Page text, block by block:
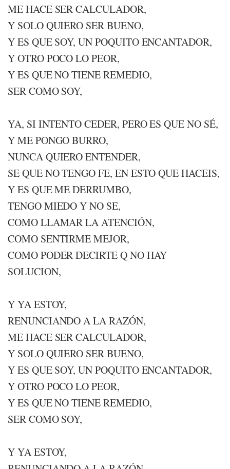
ME HACE SER CALCULADOR,
Y SOLO QUIERO SER BUENO,
Y ES QUE SOY, UN POQUITO ENCANTADOR,
Y OTRO POCO LO PEOR,
Y ES QUE NO TIENE REMEDIO,
SER COMO SOY,
YA, SI INTENTO CEDER, PERO ES QUE NO SÉ,
Y ME PONGO BURRO,
NUNCA QUIERO ENTENDER,
SE QUE NO TENGO FE, EN ESTO QUE HACEIS,
Y ES QUE ME DERRUMBO,
TENGO MIEDO Y NO SE,
COMO LLAMAR LA ATENCIÓN,
COMO SENTIRME MEJOR,
COMO PODER DECIRTE Q NO HAY
SOLUCION,
Y YA ESTOY,
RENUNCIANDO A LA RAZÓN,
ME HACE SER CALCULADOR,
Y SOLO QUIERO SER BUENO,
Y ES QUE SOY, UN POQUITO ENCANTADOR,
Y OTRO POCO LO PEOR,
Y ES QUE NO TIENE REMEDIO,
SER COMO SOY,
Y YA ESTOY,